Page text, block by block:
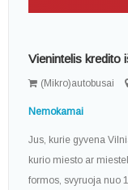
Vienintelis kredito
(Mikro)autobusai
Nemokamai
Jus, kurie gyvena
kurio miesto ar
formos, svyruoja nuo